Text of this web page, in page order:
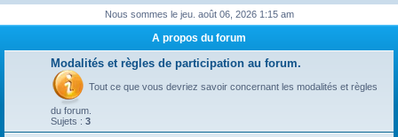
Nous sommes le jeu. août 06, 2026 1:15 am
A propos du forum
Modalités et règles de participation au forum.
Tout ce que vous devriez savoir concernant les modalités et règles
du forum.
Sujets : 3